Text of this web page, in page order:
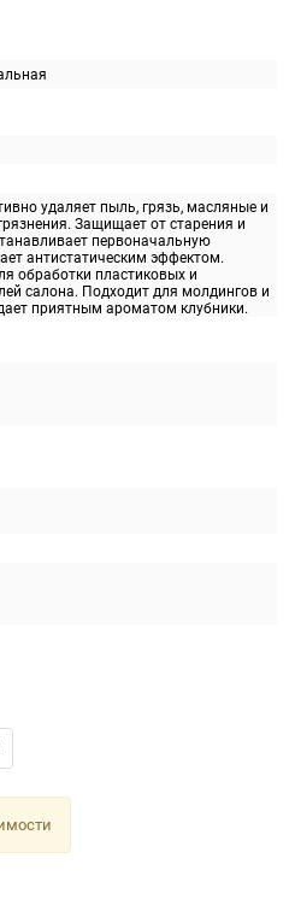
удаляет пыль, грязь, масляные и
Защищает от старения и
первоначальную
антистатическим эффектом.
обработки пластиковых и
салона. Подходит для молдингов и
приятным ароматом клубники.